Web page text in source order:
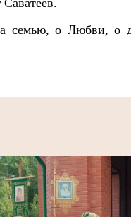
семью, о Любви, о